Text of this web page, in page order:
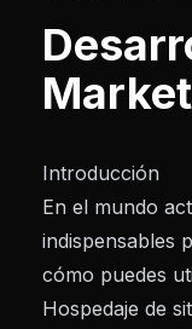
Introducción
En el mundo
indispensables
cómo puedes
Hospedaje de